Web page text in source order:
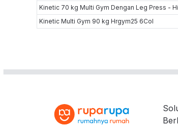
Kinetic 70 kg Multi Gym Dengan Leg Press -
Kinetic Multi Gym 90 kg Hrgym25 6Col